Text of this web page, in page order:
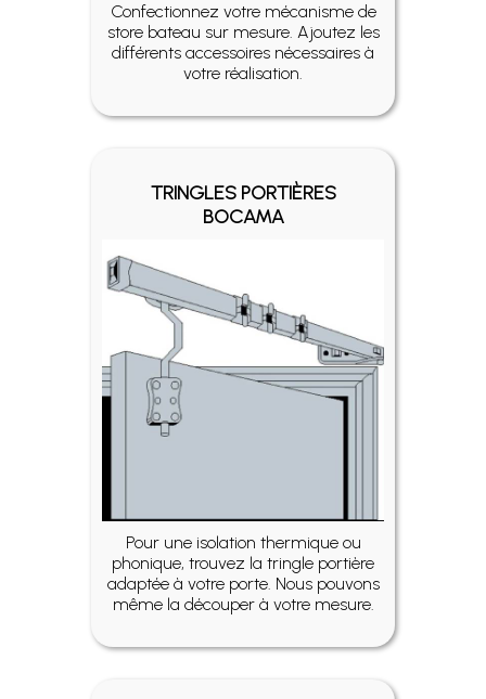
Confectionnez votre mécanisme de
store bateau sur mesure. Ajoutez les
différents accessoires nécessaires à
votre réalisation.
TRINGLES PORTIÈRES
BOCAMA
Pour une isolation thermique ou
phonique, trouvez la tringle portière
adaptée à votre porte. Nous pouvons
même la découper à votre mesure.